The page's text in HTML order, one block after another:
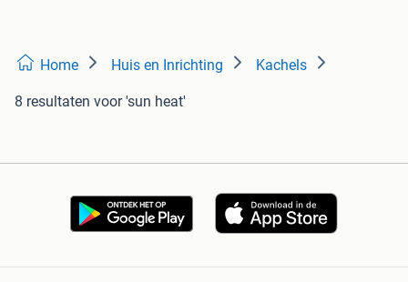
Home Huis en Inrichting Kachels
8 resultaten voor 'sun heat'